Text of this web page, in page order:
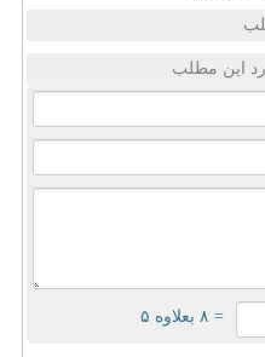
این مطلب
= ۸ بعلاوه ۵